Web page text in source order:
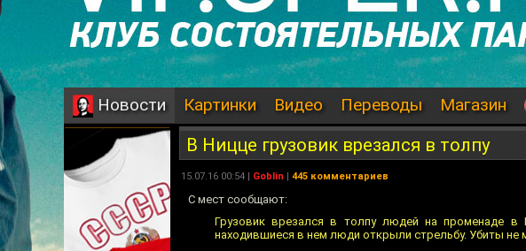
Новости Картинки Видео Переводы Магазин
В Ницце грузовик врезался в толпу
15.07.16 00:54 | Goblin | 445 комментариев
С мест сообщают:
Грузовик врезался в толпу людей на променаде в
находившиеся в нем люди открыли стрельбу. Убиты не